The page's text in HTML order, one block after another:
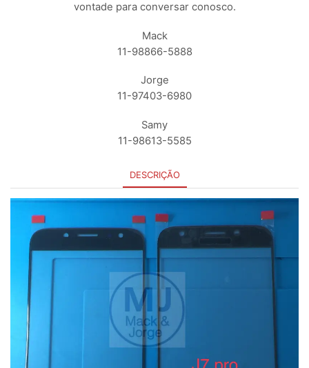
vontade para conversar conosco.
Mack
11-98866-5888
Jorge
11-97403-6980
Samy
11-98613-5585
DESCRIÇÃO